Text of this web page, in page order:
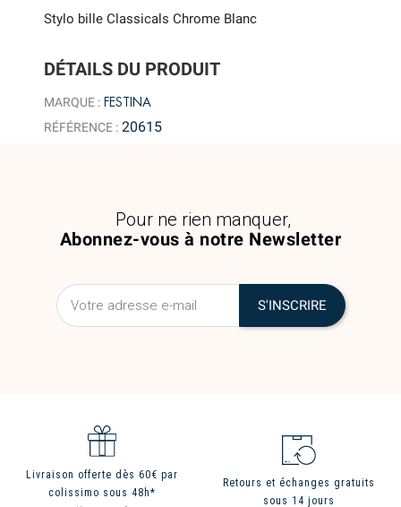
DÉTAILS DU PRODUIT
MARQUE : FESTINA
RÉFÉRENCE : 20615
Stylo bille Classicals Chrome Blanc
Abonnez-vous à notre Newsletter
Pour ne rien manquer,
Livraison offerte dès 60€ par
colissimo sous 48h*
Retours et échanges gratuits
sous 14 jours